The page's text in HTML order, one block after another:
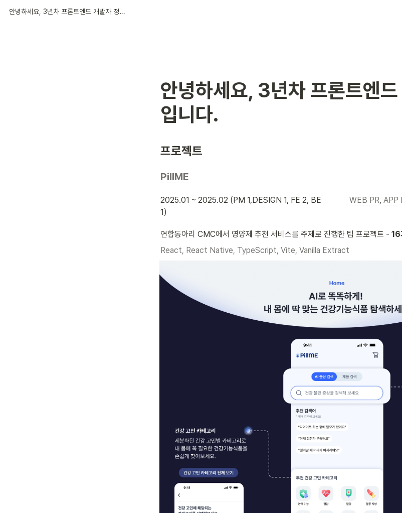
안녕하세요, 3년차 프론트엔드 개발자 정동환입니다.
안녕하세요, 3년차 프론트엔
입니다.
프로젝트
PillME
2025.01 ~ 2025.02 (PM 1,DESIGN 1, FE 2, BE
1)
WEB PR, APP
연합동아리 CMC에서 영양제 추천 서비스를 주제로 진행한 팀 프로젝트 - 16
React, React Native, TypeScript, Vite, Vanilla Extract